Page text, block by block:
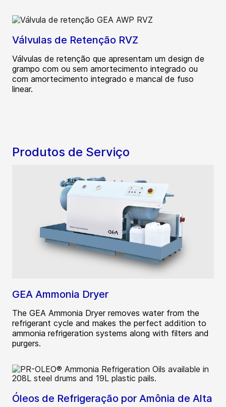
Válvulas de Retenção RVZ
Válvulas de retenção que apresentam um design de
grampo com ou sem amortecimento integrado ou
com amortecimento integrado e mancal de fuso
linear.
Produtos de Serviço
GEA Ammonia Dryer
The GEA Ammonia Dryer removes water from the
refrigerant cycle and makes the perfect addition to
ammonia refrigeration systems along with filters and
purgers.
Óleos de Refrigeração por Amônia de Alta